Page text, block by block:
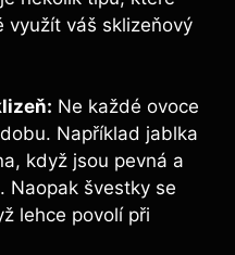
využít váš sklizeňový
Ne každé ovoce
Například jablka
když jsou pevná a
Naopak švestky se
lehce povolí při